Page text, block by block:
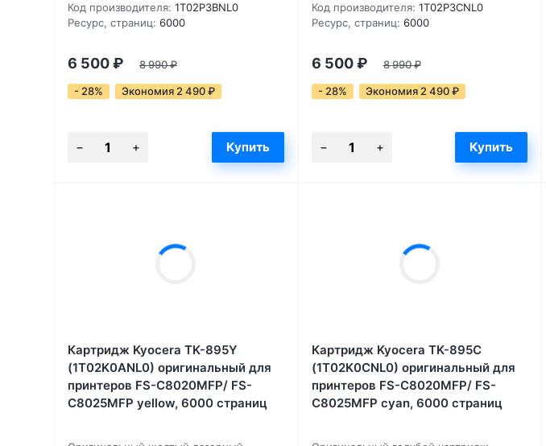
Код производителя: 1T02P3BNL0
Ресурс, страниц: 6000
6 500₽ 8 990₽
- 28% Экономия 2 490₽
Код производителя: 1T02P3CNL0
Ресурс, страниц: 6000
6 500₽ 8 990₽
- 28% Экономия 2 490₽
Картридж Kyocera TK-895Y
(1T02K0ANL0) оригинальный для
принтеров FS-C8020MFP/ FS-
C8025MFP yellow, 6000 страниц
Картридж Kyocera TK-895C
(1T02K0CNL0) оригинальный для
принтеров FS-C8020MFP/ FS-
C8025MFP cyan, 6000 страниц